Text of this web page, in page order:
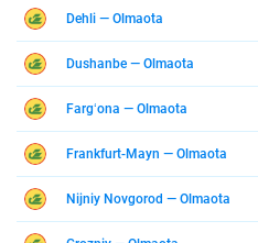
Dehli — Olmaota
Dushanbe — Olmaota
Fargʻona — Olmaota
Frankfurt-Mayn — Olmaota
Nijniy Novgorod — Olmaota